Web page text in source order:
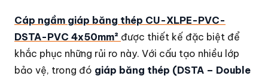
Cáp ngầm giáp băng thép CU-XLPE-PVC-
DSTA-PVC 4x50mm² được thiết kế đặc biệt để
khắc phục những rủi ro này. Với cấu tạo nhiều lớp
bảo vệ, trong đó giáp băng thép (DSTA – Double